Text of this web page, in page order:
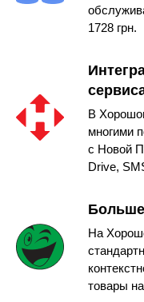
1728 грн.
В
многими
с Новой
Drive,
На
товары